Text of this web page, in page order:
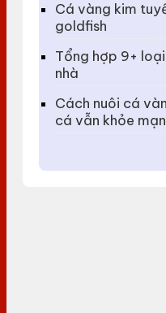
Cá vàng kim
goldfish
Tổng hợp 9+
nhà
Cách nuôi cá
cá vẫn khỏe